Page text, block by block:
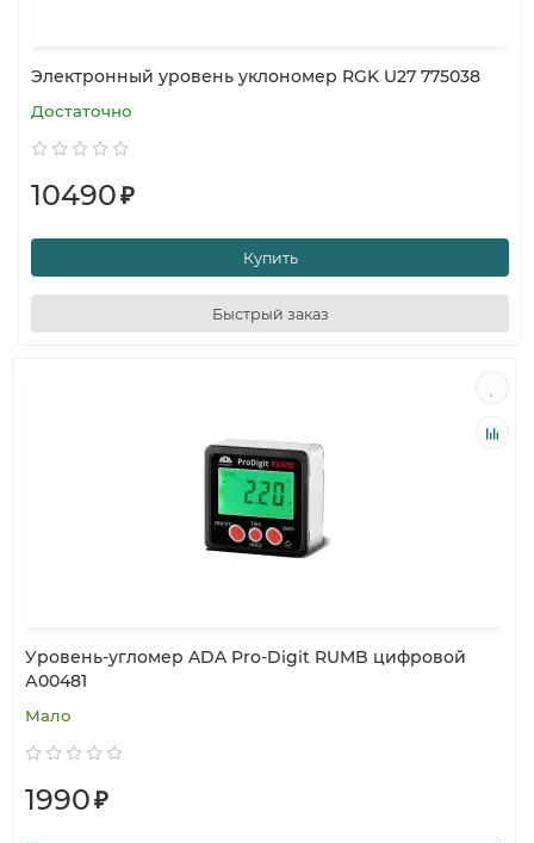
Электронный уровень уклономер RGK U27 775038
Достаточно
10490₽
Купить
Быстрый заказ
Уровень-угломер ADA Pro-Digit RUMB цифровой
А00481
Мало
1990₽